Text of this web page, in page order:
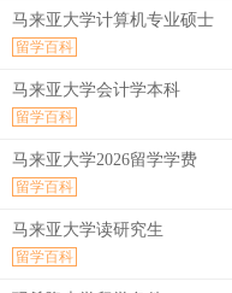
马来亚大学计算机专业硕士
留学百科
马来亚大学会计学本科
留学百科
马来亚大学2026留学学费
留学百科
马来亚大学读研究生
留学百科